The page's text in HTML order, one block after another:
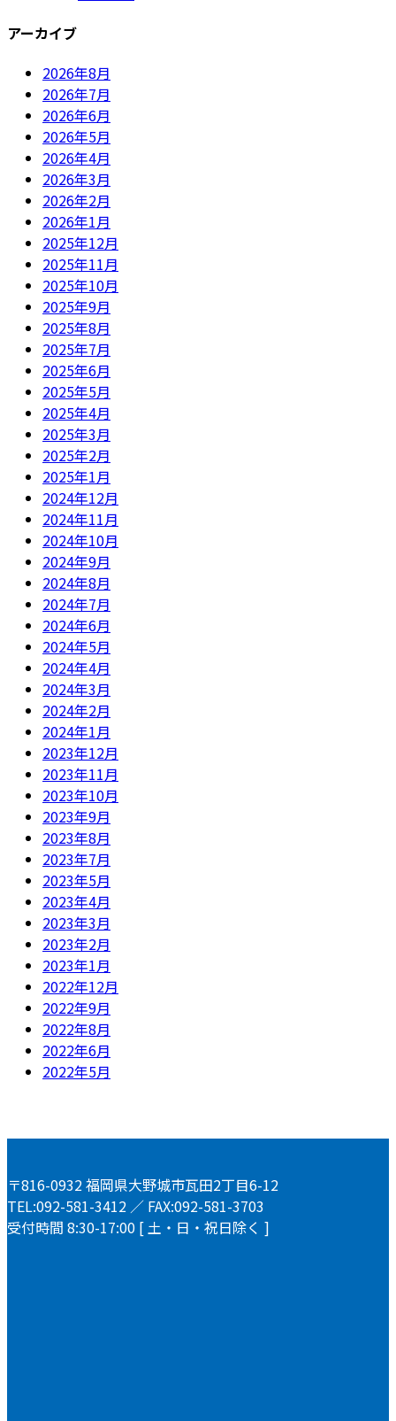
アーカイブ
2026年8月
2026年7月
2026年6月
2026年5月
2026年4月
2026年3月
2026年2月
2026年1月
2025年12月
2025年11月
2025年10月
2025年9月
2025年8月
2025年7月
2025年6月
2025年5月
2025年4月
2025年3月
2025年2月
2025年1月
2024年12月
2024年11月
2024年10月
2024年9月
2024年8月
2024年7月
2024年6月
2024年5月
2024年4月
2024年3月
2024年2月
2024年1月
2023年12月
2023年11月
2023年10月
2023年9月
2023年8月
2023年7月
2023年5月
2023年4月
2023年3月
2023年2月
2023年1月
2022年12月
2022年9月
2022年8月
2022年6月
2022年5月
〒816-0932 福岡県大野城市瓦田2丁目6-12
TEL:092-581-3412 ／ FAX:092-581-3703
受付時間 8:30-17:00 [ 土・日・祝日除く ]